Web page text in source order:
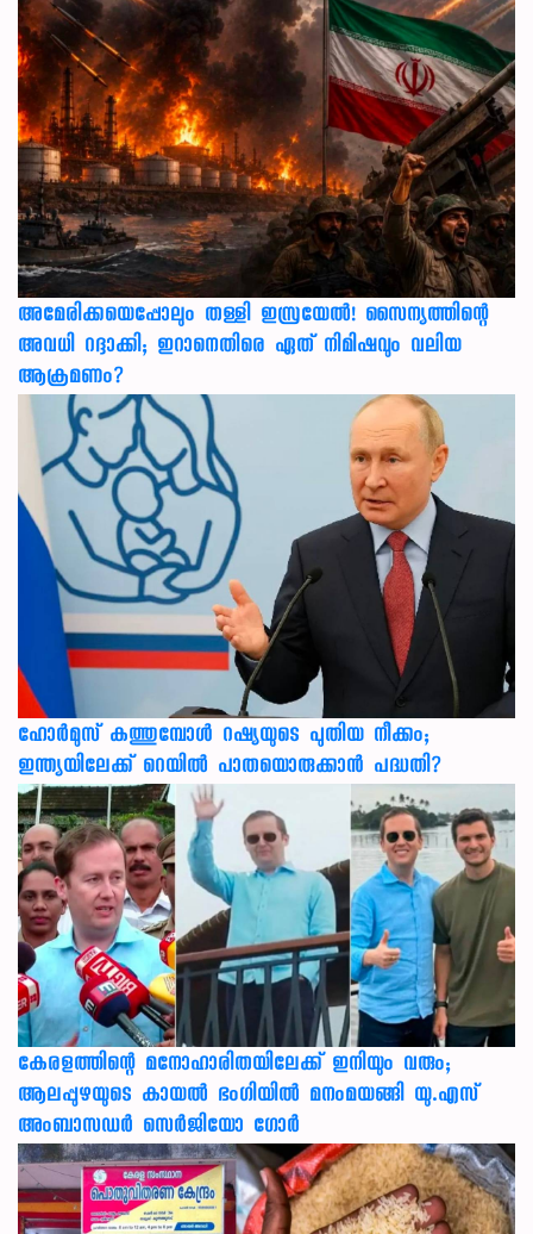
അമേരിക്കയെപ്പോലും തള്ളി ഇസ്രയേൽ! സൈന്യത്തിന്റെ
അവധി റദ്ദാക്കി; ഇറാനെതിരെ ഏത് നിമിഷവും വലിയ
ആക്രമണം?
ഹോർമുസ് കത്തുമ്പോൾ റഷ്യയുടെ പുതിയ നീക്കം;
ഇന്ത്യയിലേക്ക് റെയിൽ പാതയൊരുക്കാൻ പദ്ധതി?
കേരളത്തിന്റെ മനോഹാരിതയിലേക്ക് ഇനിയും വരും;
ആലപ്പുഴയുടെ കായൽ ഭംഗിയിൽ മനംമയങ്ങി യു.എസ്
അംബാസഡർ സെർജിയോ ഗോർ